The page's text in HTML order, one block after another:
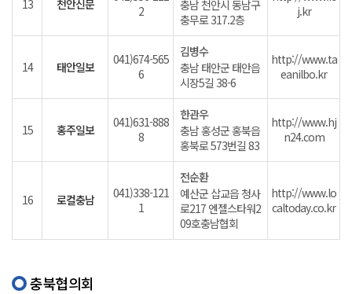
13 천안신문
2
충남 천안시 동남구
충무로 317.2층
j.kr
14 태안일보
041)674-565
6
김병수
충남 태안군 태안읍
시장5길 38-6
http://www.ta
eanilbo.kr
15 홍주일보
041)631-888
8
한관우
충남 홍성군 홍북읍
홍북로 573번길 83
http://www.hj
n24.com
16 로컬충남
041)338-121
1
전순환
예산군 삽교읍 청사
로217 엔젤스타워2
09호충남협회
http://www.lo
caltoday.co.kr
충북협의회